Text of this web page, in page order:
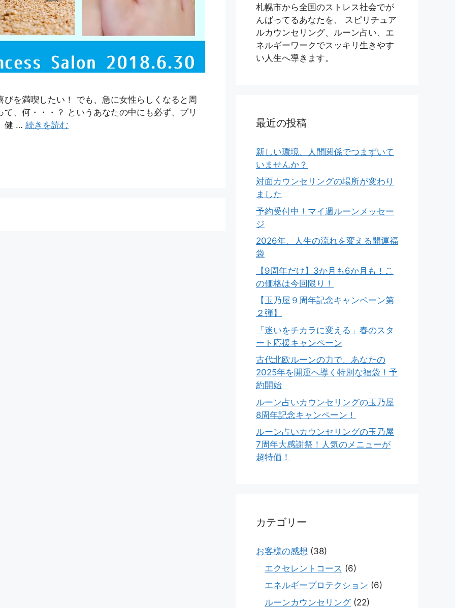
を満喫したい！ でも、急に女性らしくなると周
、何・・・？ というあなたの中にも必ず、プリ
健 … 続きを読む
札幌市から全国のストレス社会でが
んばってるあなたを、 スピリチュア
ルカウンセリング、ルーン占い、エ
ネルギーワークでスッキリ生きやす
い人生へ導きます。
最近の投稿
新しい環境、人間関係でつまずいて
いませんか？
対面カウンセリングの場所が変わり
ました
予約受付中！マイ週ルーンメッセー
ジ
2026年、人生の流れを変える開運福
袋
【9周年だけ】3か月も6か月も！こ
の価格は今回限り！
【玉乃屋９周年記念キャンペーン第
２弾】
「迷いをチカラに変える」春のスタ
ート応援キャンペーン
古代北欧ルーンの力で、あなたの
2025年を開運へ導く特別な福袋！予
約開始
ルーン占いカウンセリングの玉乃屋
8周年記念キャンペーン！
ルーン占いカウンセリングの玉乃屋
7周年大感謝祭！人気のメニューが
超特価！
カテゴリー
お客様の感想 (38)
エクセレントコース (6)
エネルギープロテクション (6)
ルーンカウンセリング(22)